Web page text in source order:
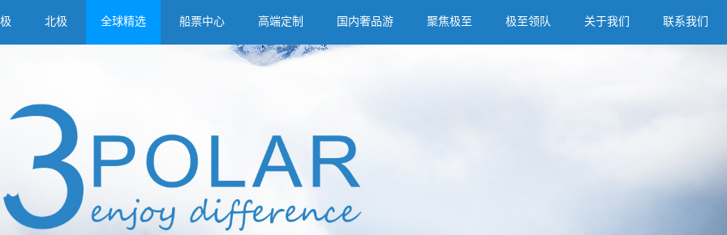
北极 全球精选 船票中心 高端定制 国内奢品游 聚焦极至 极至领队 关于我们 联系我们